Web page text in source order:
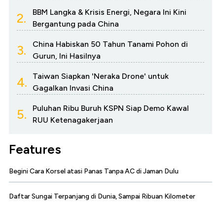
2.
BBM Langka & Krisis Energi, Negara Ini Kini
Bergantung pada China
3.
China Habiskan 50 Tahun Tanami Pohon di
Gurun, Ini Hasilnya
4.
Taiwan Siapkan 'Neraka Drone' untuk
Gagalkan Invasi China
5.
Puluhan Ribu Buruh KSPN Siap Demo Kawal
RUU Ketenagakerjaan
Features
Begini Cara Korsel atasi Panas Tanpa AC di Jaman Dulu
Daftar Sungai Terpanjang di Dunia, Sampai Ribuan Kilometer